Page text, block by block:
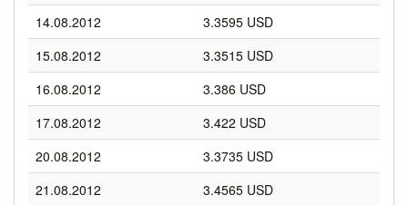
14.08.2012
3.3595 USD
15.08.2012
3.3515 USD
16.08.2012
3.386 USD
17.08.2012
3.422 USD
20.08.2012
3.3735 USD
21.08.2012
3.4565 USD